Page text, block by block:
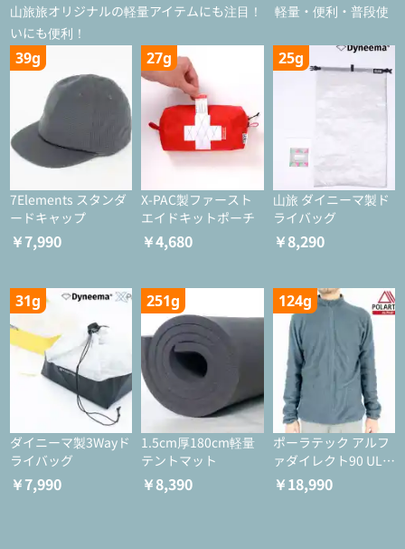
山旅旅オリジナルの軽量アイテムにも注目！ 軽量・便利・普段使
いにも便利！
39g
7Elements スタンダ
ードキャップ
￥7,990
27g
X-PAC製ファースト
エイドキットポーチ
￥4,680
25g
山旅 ダイニーマ製ド
ライバッグ
￥8,290
31g
ダイニーマ製3Wayド
ライバッグ
￥7,990
251g
1.5cm厚180cm軽量
テントマット
￥8,390
124g
ポーラテック アルフ
ァダイレクト90 ULジ
ャケット
￥18,990